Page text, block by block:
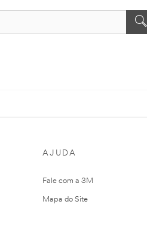
AJUDA
Fale com a 3M
Mapa do Site